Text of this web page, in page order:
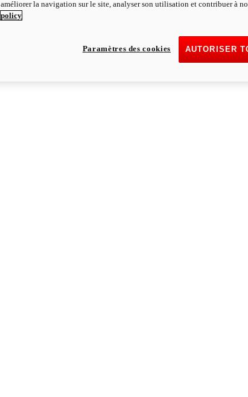
améliorer la navigation sur le site, analyser son utilisation et contribuer à
policy
AUTORISER
Paramètres des cookies